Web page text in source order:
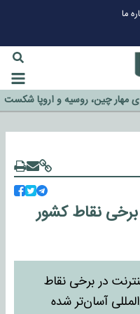
ما
مهار چین، روسیه و اروپا شکست
نقاط کشور
در برخی نقاط
آسان‌تر شده